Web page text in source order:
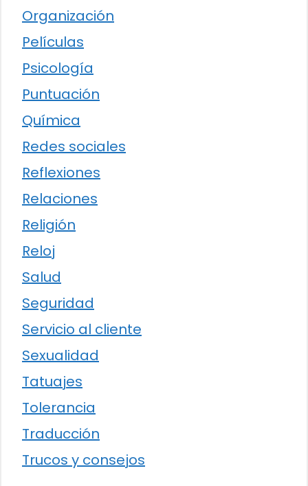
Organización
Películas
Psicología
Puntuación
Química
Redes sociales
Reflexiones
Relaciones
Religión
Reloj
Salud
Seguridad
Servicio al cliente
Sexualidad
Tatuajes
Tolerancia
Traducción
Trucos y consejos